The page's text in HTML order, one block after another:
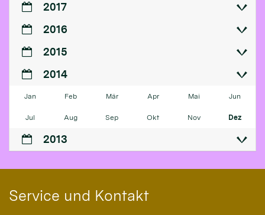
2017
2016
2015
2014
Jan Feb Mär Apr Mai Jun
Jul Aug Sep Okt Nov Dez
2013
Service und Kontakt